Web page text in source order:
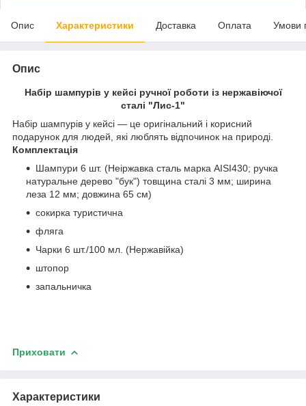
Опис Характеристики Доставка Оплата Умови
Опис
Набір шампурів у кейсі ручної роботи із нержавіючої
сталі "Лис-1"
Набір шампурів у кейсі — це оригінальний і корисний
подарунок для людей, які люблять відпочинок на природі.
Комплектація
Шампури 6 шт. (Неіржавка сталь марка AISI430; ручка
натуральне дерево "бук") товщина сталі 3 мм; ширина
леза 12 мм; довжина 65 см)
сокирка туристична
фляга
Чарки 6 шт./100 мл. (Нержавійка)
штопор
запальничка
Приховати
Характеристики